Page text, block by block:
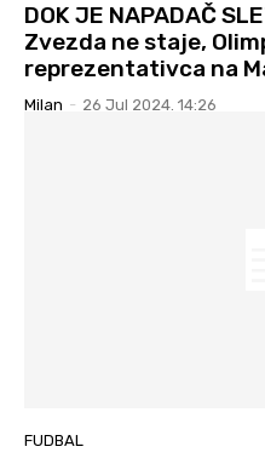
DOK JE NAPADAČ
Zvezda ne staje,
reprezentativca na
Milan - 26 Jul 2024. 14:26
FUDBAL